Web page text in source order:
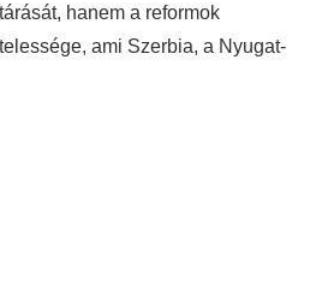
hanem a reformok
ami Szerbia, a Nyugat-